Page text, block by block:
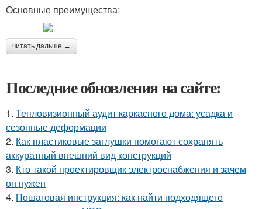
Основные преимущества:
читать дальше →
Последние обновления на сайте:
1. Тепловизионный аудит каркасного дома: усадка и
сезонные деформации
2. Как пластиковые заглушки помогают сохранять
аккуратный внешний вид конструкций
3. Кто такой проектировщик электроснабжения и зачем
он нужен
4. Пошаговая инструкция: как найти подходящего